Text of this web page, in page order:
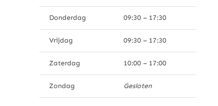
Donderdag 09:30 – 17:30
Vrijdag 09:30 – 17:30
Zaterdag 10:00 – 17:00
Zondag Gesloten